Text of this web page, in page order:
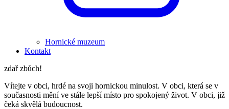
Hornické muzeum
Kontakt
zdař zbůch!
Vítejte v obci, hrdé na svoji hornickou minulost. V obci, která se v
současnosti mění ve stále lepší místo pro spokojený život. V obci, již
čeká skvělá budoucnost.